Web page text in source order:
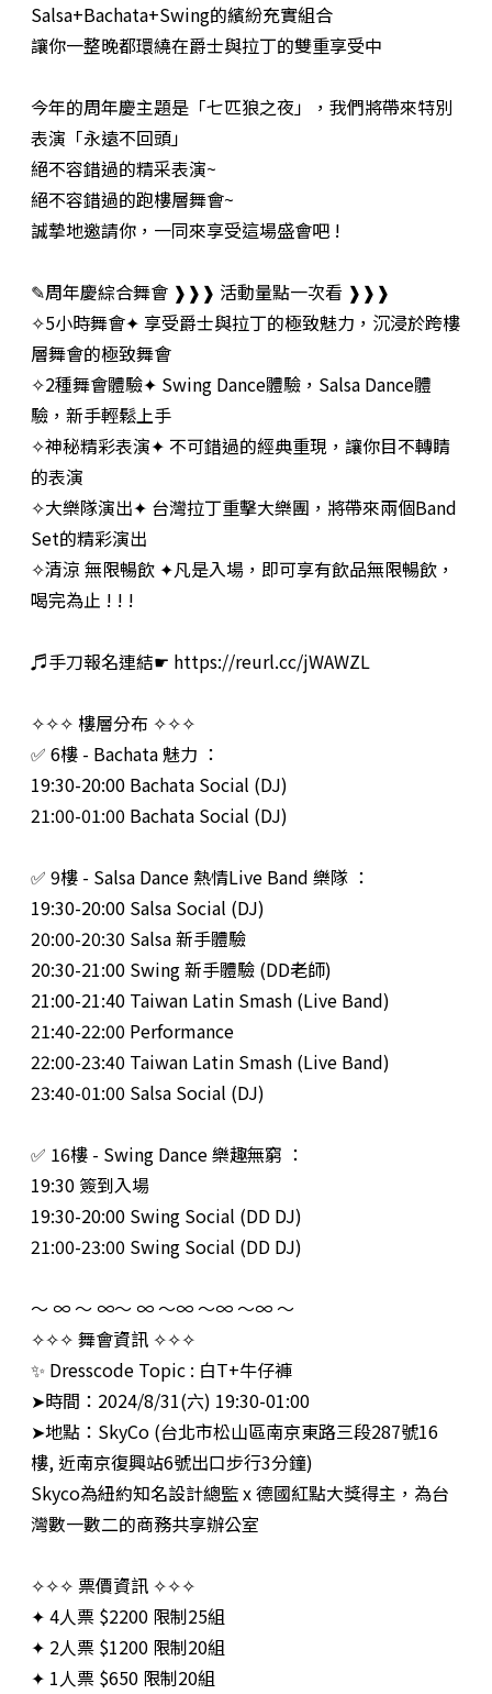
Salsa+Bachata+Swing的繽紛充實組合
讓你一整晚都環繞在爵士與拉丁的雙重享受中
今年的周年慶主題是「七匹狼之夜」，我們將帶來特別
表演「永遠不回頭」
絕不容錯過的精采表演~
絕不容錯過的跑樓層舞會~
誠摯地邀請你，一同來享受這場盛會吧 !
✎周年慶綜合舞會 ❱❱❱ 活動量點一次看 ❱❱❱
✧5小時舞會✦ 享受爵士與拉丁的極致魅力，沉浸於跨樓
層舞會的極致舞會
✧2種舞會體驗✦ Swing Dance體驗，Salsa Dance體
驗，新手輕鬆上手
✧神秘精彩表演✦ 不可錯過的經典重現，讓你目不轉睛
的表演
✧大樂隊演出✦ 台灣拉丁重擊大樂團，將帶來兩個Band
Set的精彩演出
✧清涼 無限暢飲 ✦凡是入場，即可享有飲品無限暢飲，
喝完為止 ! ! !
♬手刀報名連結☛ https://reurl.cc/jWAWZL
✧✧✧ 樓層分布 ✧✧✧
✅ 6樓 - Bachata 魅力 ：
19:30-20:00 Bachata Social (DJ)
21:00-01:00 Bachata Social (DJ)
✅ 9樓 - Salsa Dance 熱情Live Band 樂隊 ：
19:30-20:00 Salsa Social (DJ)
20:00-20:30 Salsa 新手體驗
20:30-21:00 Swing 新手體驗 (DD老師)
21:00-21:40 Taiwan Latin Smash (Live Band)
21:40-22:00 Performance
22:00-23:40 Taiwan Latin Smash (Live Band)
23:40-01:00 Salsa Social (DJ)
✅ 16樓 - Swing Dance 樂趣無窮 ：
19:30 簽到入場
19:30-20:00 Swing Social (DD DJ)
21:00-23:00 Swing Social (DD DJ)
～ ∞ ～ ∞～ ∞ ～∞ ～∞ ～∞ ～
✧✧✧ 舞會資訊 ✧✧✧
✨ Dresscode Topic : 白T+牛仔褲
➤時間：2024/8/31(六) 19:30-01:00
➤地點：SkyCo (台北市松山區南京東路三段287號16
樓, 近南京復興站6號出口步行3分鐘)
Skyco為紐約知名設計總監 x 德國紅點大獎得主，為台
灣數一數二的商務共享辦公室
✧✧✧ 票價資訊 ✧✧✧
✦ 4人票 $2200 限制25組
✦ 2人票 $1200 限制20組
✦ 1人票 $650 限制20組